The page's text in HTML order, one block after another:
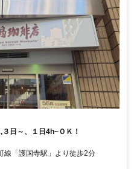
日～、１日4h~ＯＫ！
線「護国寺駅」より徒歩2分